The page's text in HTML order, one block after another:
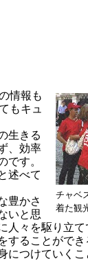
チャベ
着た観
情報も
もキュ
生きる
、効率
です。
述べて
豊かさ
いと思
人々を駆り立
することができ
につけていくこ